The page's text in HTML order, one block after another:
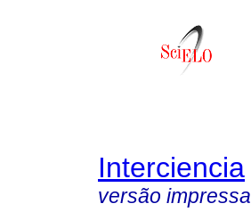
Interciencia
versão impressa